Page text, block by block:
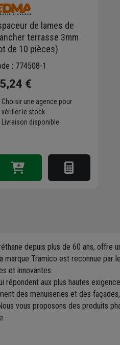
de lames de
terrasse 3mm
de 10 pièces)
: 774508-1
€
Choisir une agence pour
vérifier le stock
Livraison disponible
depuis plus de 60 ans,
marque Tramico est reconnue
et innovantes.
aux plus hautes
des menuiseries et des
vous proposons des produits